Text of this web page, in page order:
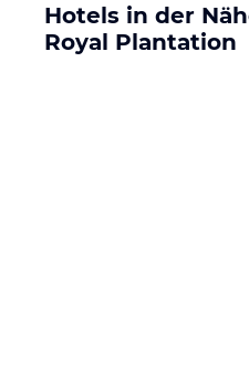
Hotels in der
Royal Plantation